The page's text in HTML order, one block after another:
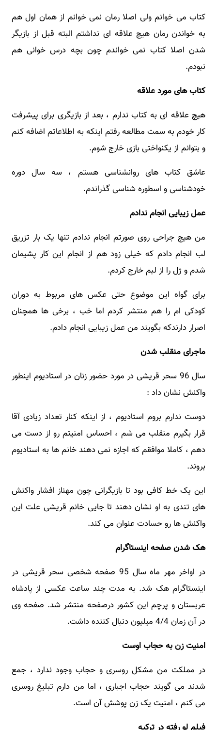
کتاب می خوانم ولی اصلا رمان نمی خوانم از همان اول هم
به خواندن رمان هیچ علاقه ای نداشتم البته قبل از بازیگر
شدن اصلا کتاب نمی خواندم چون بچه درس خوانی هم
نبودم.
کتاب های مورد علاقه
هیچ علاقه ای به کتاب ندارم ، بعد از بازیگری برای پیشرفت
کار خودم به سمت مطالعه رفتم اینکه به اطلاعاتم اضافه کنم
و بتوانم از یکنواختی بازی خارج شوم.
عاشق کتاب های روانشناسی هستم ، سه سال دوره
خودشناسی و اسطوره شناسی گذراندم.
عمل زیبایی انجام ندادم
من هیچ جراحی روی صورتم انجام ندادم تنها یک بار تزریق
لب انجام دادم که خیلی زود هم از انجام این کار پشیمان
شدم و ژل را از لبم خارج کردم.
برای گواه این موضوع حتی عکس های مربوط به دوران
کودکی ام را هم منتشر کردم اما خب ، برخی ها همچنان
اصرار دارندکه بگویند من عمل زیبایی انجام دادم.
ماجرای منقلب شدن
سال 96 سحر قریشی در مورد حضور زنان در استادیوم اینطور
واکنش نشان داد :
دوست ندارم بروم استادیوم ، از اینکه کنار تعداد زیادی آقا
قرار بگیرم منقلب می شم ، احساس امنیتم رو از دست می
دهم ، کاملا موافقم که اجازه نمی دهند خانم ها به استادیوم
بروند.
این یک خط کافی بود تا بازیگرانی چون مهناز افشار واکنش
های تندی به او نشان دهند تا جایی خانم قریشی علت این
واکنش ها رو حسادت عنوان می کند.
هک شدن صفحه اینستاگرام
در اواخر مهر ماه سال 95 صفحه شخصی سحر قریشی در
اینستاگرام هک شد. به مدت چند ساعت عکسی از پادشاه
عربستان و پرچم این کشور درصفحه منتشر شد. صفحه وی
در آن زمان 4/4 میلیون دنبال کننده داشت.
امنیت زن به حجاب اوست
در مملکت من مشکل روسری و حجاب وجود ندارد ، جمع
شدند می گویند حجاب اجباری ، اما من دارم تبلیغ روسری
می کنم ، امنیت یک زن پوشش آن است.
فیلم لو رفته در ترکیه